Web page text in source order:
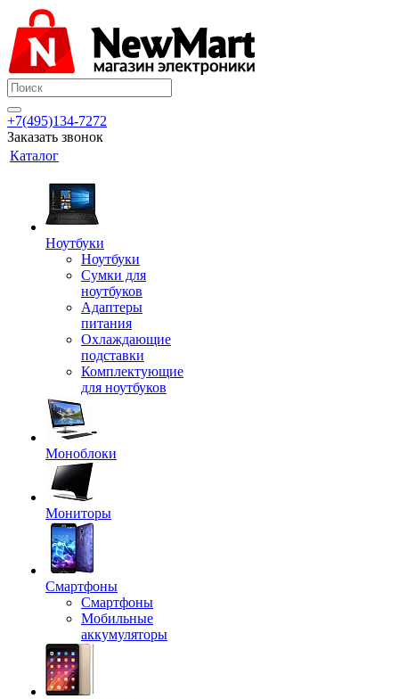
+7(495)134-7272
Заказать звонок
Каталог
Ноутбуки
Ноутбуки
Сумки для
ноутбуков
Адаптеры
питания
Охлаждающие
подставки
Комплектующие
для ноутбуков
Моноблоки
Мониторы
Смартфоны
Смартфоны
Мобильные
аккумуляторы